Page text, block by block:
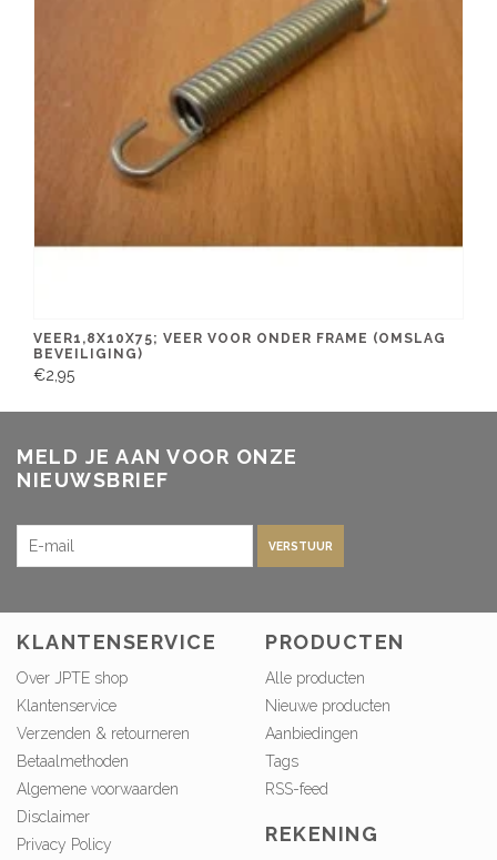
VEER1,8X10X75; VEER VOOR ONDER FRAME (OMSLAG
BEVEILIGING)
€2,95
MELD JE AAN VOOR ONZE
NIEUWSBRIEF
VERSTUUR
KLANTENSERVICE
Over JPTE shop
Klantenservice
Verzenden & retourneren
Betaalmethoden
Algemene voorwaarden
Disclaimer
Privacy Policy
PRODUCTEN
Alle producten
Nieuwe producten
Aanbiedingen
Tags
RSS-feed
REKENING